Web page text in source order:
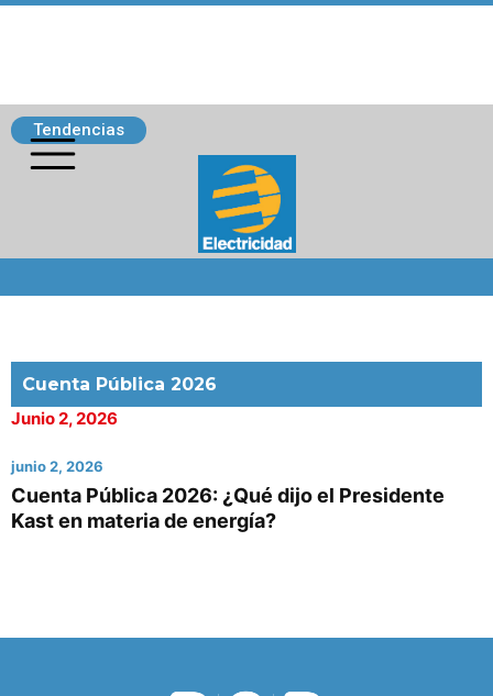
Tendencias
Cuenta Pública 2026
Junio 2, 2026
junio 2, 2026
Cuenta Pública 2026: ¿Qué dijo el Presidente
Kast en materia de energía?